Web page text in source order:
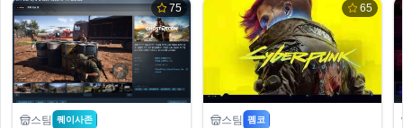
75
스팀 퀘이사존
65
스팀 펨코